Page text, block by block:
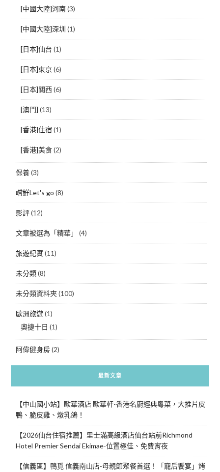
[中國大陸]河南(3)
[中國大陸]深圳 (1)
[日本]仙台 (1)
[日本]東京(6)
[日本]關西(6)
[澳門] (13)
[香港]住宿 (1)
[香港]美食(2)
保養(3)
嚐鮮Let's go (8)
影評(12)
文章被選為「精華」 (4)
旅遊紀實(11)
未分類(8)
未分類資料夾(100)
歐洲旅遊(1)
奧捷十日 (1)
阿偉健身房(2)
最新文章
【中山國小站】歐華酒店 歐華軒-香港名廚經典粵菜，大推片皮
鴨、脆皮雞、燉乳鴿！
【2026仙台住宿推薦】里士滿高級酒店仙台站前Richmond
Hotel Premier Sendai Ekimae-位置極佳、免費宵夜
【信義區】鴨覓 信義南山店-母親節聚餐首選！「寵后饗宴」烤